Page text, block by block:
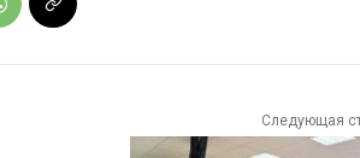
Следующая